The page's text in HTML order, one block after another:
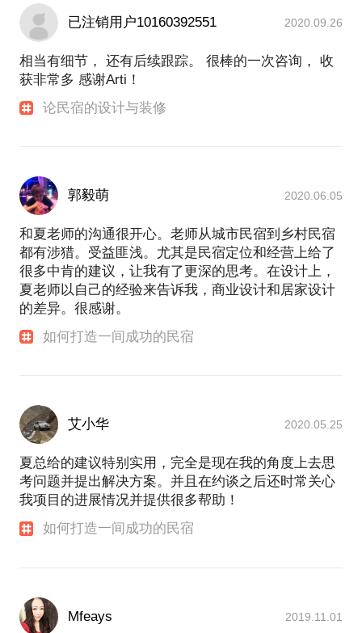
已注销用户10160392551 2020.09.26
相当有细节， 还有后续跟踪。 很棒的一次咨询， 收
获非常多 感谢Arti！
论民宿的设计与装修
郭毅萌 2020.06.05
和夏老师的沟通很开心。老师从城市民宿到乡村民宿
都有涉猎。受益匪浅。尤其是民宿定位和经营上给了
很多中肯的建议，让我有了更深的思考。在设计上，
夏老师以自己的经验来告诉我，商业设计和居家设计
的差异。很感谢。
如何打造一间成功的民宿
艾小华 2020.05.25
夏总给的建议特别实用，完全是现在我的角度上去思
考问题并提出解决方案。并且在约谈之后还时常关心
我项目的进展情况并提供很多帮助！
如何打造一间成功的民宿
Mfeays 2019.11.01